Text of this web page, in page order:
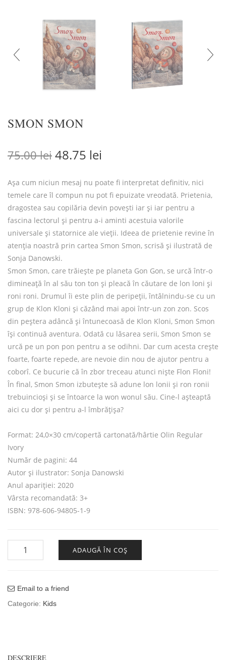
SMON SMON
75.00lei Prețul inițial a fost: 75.00 lei.
48.75 lei
Așa cum niciun mesaj nu poate fi interpretat definitiv, nici
temele care îl compun nu pot fi epuizate vreodată. Prietenia,
dragostea sau copilăria devin povești iar și iar pentru a
fascina lectorul și pentru a-i aminti acestuia valorile
universale și statornice ale vieții. Ideea de prietenie revine în
atenția noastră prin cartea Smon Smon, scrisă și ilustrată de
Sonja Danowski.
Smon Smon, care trăiește pe planeta Gon Gon, se urcă într-o
dimineață în al său ton ton și pleacă în căutare de lon loni și
roni roni. Drumul îi este plin de peripeții, întâlnindu-se cu un
grup de Klon Kloni și căzând mai apoi într-un zon zon. Scos
din peștera adâncă și întunecoasă de Klon Kloni, Smon Smon
își continuă aventura. Odată cu lăsarea serii, Smon Smon se
urcă pe un pon pon pentru a se odihni. Dar cum acesta crește
foarte, foarte repede, are nevoie din nou de ajutor pentru a
coborî. Ce bucurie că în zbor treceau atunci niște Flon Floni!
În final, Smon Smon izbutește să adune lon lonii și ron ronii
trebuincioși și se întoarce la won wonul său. Cine-l așteaptă
aici cu dor și pentru a-l îmbrățișa?
Format: 24,0×30 cm/copertă cartonată/hârtie Olin Regular
Ivory
Număr de pagini: 44
Autor și ilustrator: Sonja Danowski
Anul apariției: 2020
Vârsta recomandată: 3+
ISBN: 978-606-94805-1-9
ADAUGĂ ÎN COȘ
Email to a friend
Categorie: Kids
DESCRIERE